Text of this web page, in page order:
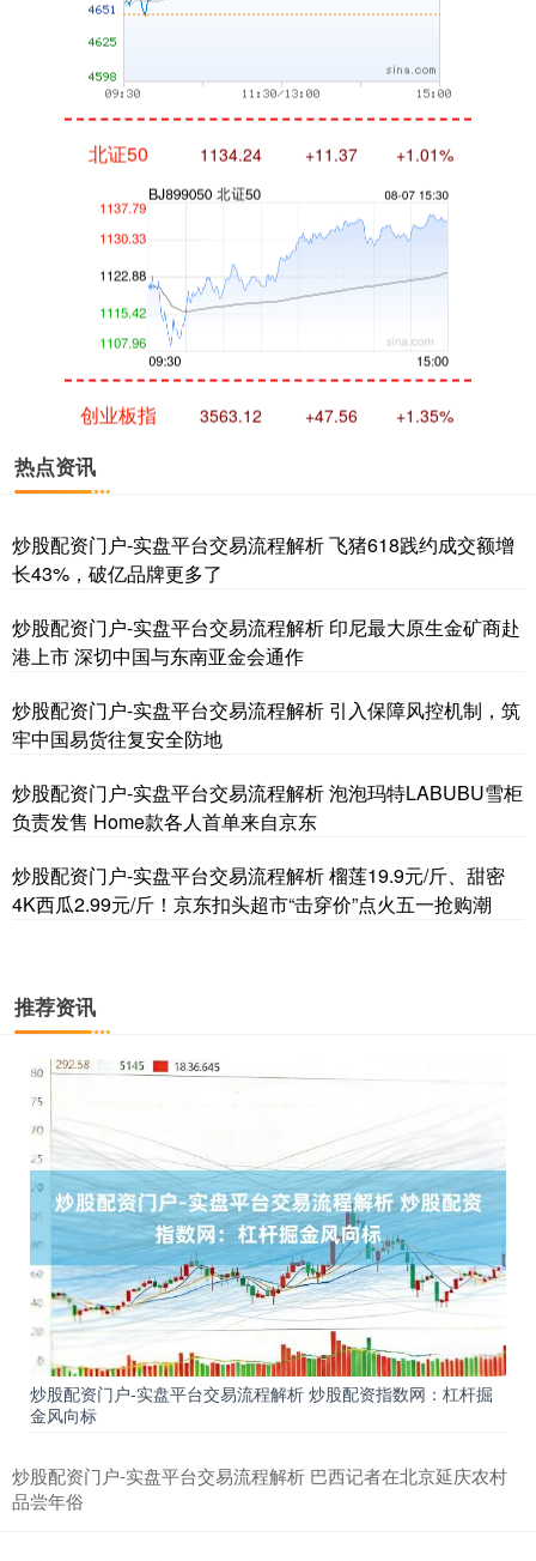
基金指数 7242.10
国债指数 229.69 +0.10 +0.04%
期指IC0 7877.80 +164.40 +2.13%
热点资讯
炒股配资门户-实盘平台交易流程解析 飞猪618践约成交额增
长43%，破亿品牌更多了
炒股配资门户-实盘平台交易流程解析 印尼最大原生金矿商赴
港上市 深切中国与东南亚金会通作
炒股配资门户-实盘平台交易流程解析 引入保障风控机制，筑
牢中国易货往复安全防地
炒股配资门户-实盘平台交易流程解析 泡泡玛特LABUBU雪柜
负责发售 Home款各人首单来自京东
炒股配资门户-实盘平台交易流程解析 榴莲19.9元/斤、甜密
4K西瓜2.99元/斤！京东扣头超市“击穿价”点火五一抢购潮
推荐资讯
炒股配资门户-实盘平台交易流程解析 炒股配资指数网：杠杆掘
金风向标
炒股配资门户-实盘平台交易流程解析 巴西记者在北京延庆农村
品尝年俗